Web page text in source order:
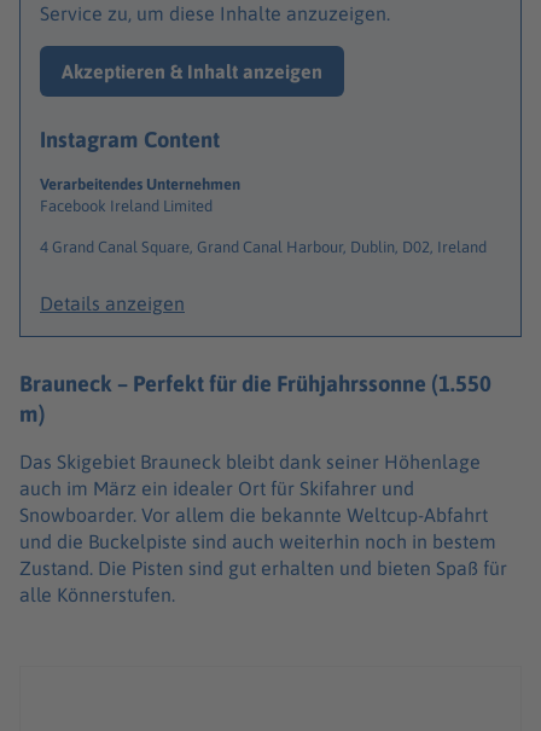
Service zu, um diese Inhalte anzuzeigen.
Akzeptieren & Inhalt anzeigen
Instagram Content
Verarbeitendes Unternehmen
Facebook Ireland Limited
4 Grand Canal Square, Grand Canal Harbour, Dublin, D02, Ireland
Details anzeigen
Brauneck – Perfekt für die Frühjahrssonne (1.550
m)
Das Skigebiet Brauneck bleibt dank seiner Höhenlage
auch im März ein idealer Ort für Skifahrer und
Snowboarder. Vor allem die bekannte Weltcup-Abfahrt
und die Buckelpiste sind auch weiterhin noch in bestem
Zustand. Die Pisten sind gut erhalten und bieten Spaß für
alle Könnerstufen.